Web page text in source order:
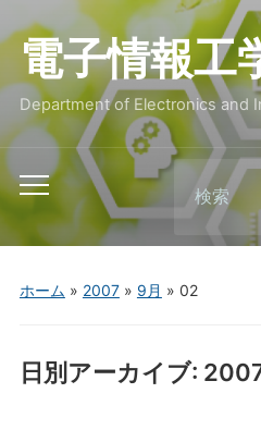
電子情報工
Department of Electronics and
Toggle
mobile
menu
Search
for:
ホーム » 2007» 9月 » 02
日別アーカイブ: